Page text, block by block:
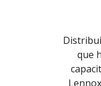
que